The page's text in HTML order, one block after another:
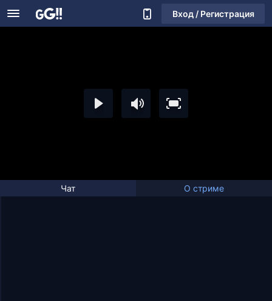
Вход / Регистрация
Чат О стриме